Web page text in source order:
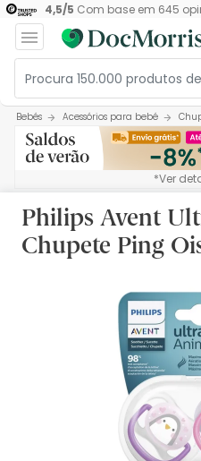
4,5/5 Com base em 645
Bebés Acessórios para bebé
*Ver
Philips Avent
Chupete Ping